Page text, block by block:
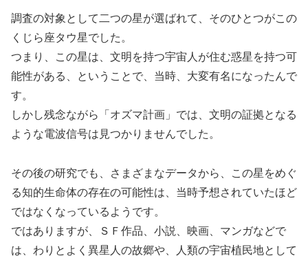
調査の対象として二つの星が選ばれて、そのひとつがこの
くじら座タウ星でした。
つまり、この星は、文明を持つ宇宙人が住む惑星を持つ可
能性がある、ということで、当時、大変有名になったんで
す。
しかし残念ながら「オズマ計画」では、文明の証拠となる
ような電波信号は見つかりませんでした。
その後の研究でも、さまざまなデータから、この星をめぐ
る知的生命体の存在の可能性は、当時予想されていたほど
ではなくなっているようです。
ではありますが、ＳＦ作品、小説、映画、マンガなどで
は、わりとよく異星人の故郷や、人類の宇宙植民地として